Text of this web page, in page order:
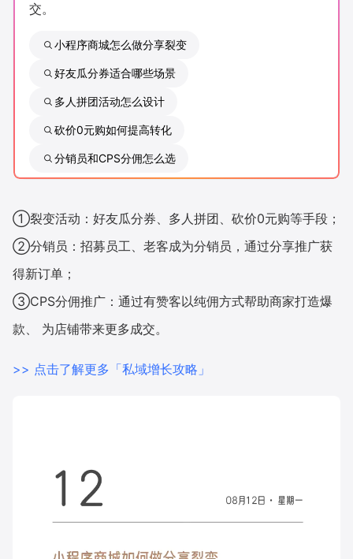
增长产品指南
智库 产品场景库
产品更新动态
行业洞察
新零售资讯
私域课程 新零售内参
增长俱乐部
增长俱乐部 有赞商盟
入驻有赞
有赞云 数据通服务
交。
小程序商城怎么做分享裂变
好友瓜分券适合哪些场景
多人拼团活动怎么设计
砍价0元购如何提高转化
分销员和CPS分佣怎么选
①裂变活动：好友瓜分券、多人拼团、砍价0元购等手段；
②分销员：招募员工、老客成为分销员，通过分享推广获
得新订单；
③CPS分佣推广：通过有赞客以纯佣方式帮助商家打造爆
款、 为店铺带来更多成交。
>> 点击了解更多「私域增长攻略」